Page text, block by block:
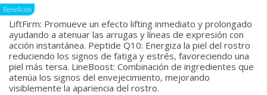
Beneficios
LiftFirm: Promueve un efecto lifting inmediato y prolongado
ayudando a atenuar las arrugas y líneas de expresión con
acción instantánea. Peptide Q10: Energiza la piel del rostro
reduciendo los signos de fatiga y estrés, favoreciendo una
piel más tersa. LineBoost: Combinación de ingredientes que
atenúa los signos del envejecimiento, mejorando
visiblemente la apariencia del rostro.